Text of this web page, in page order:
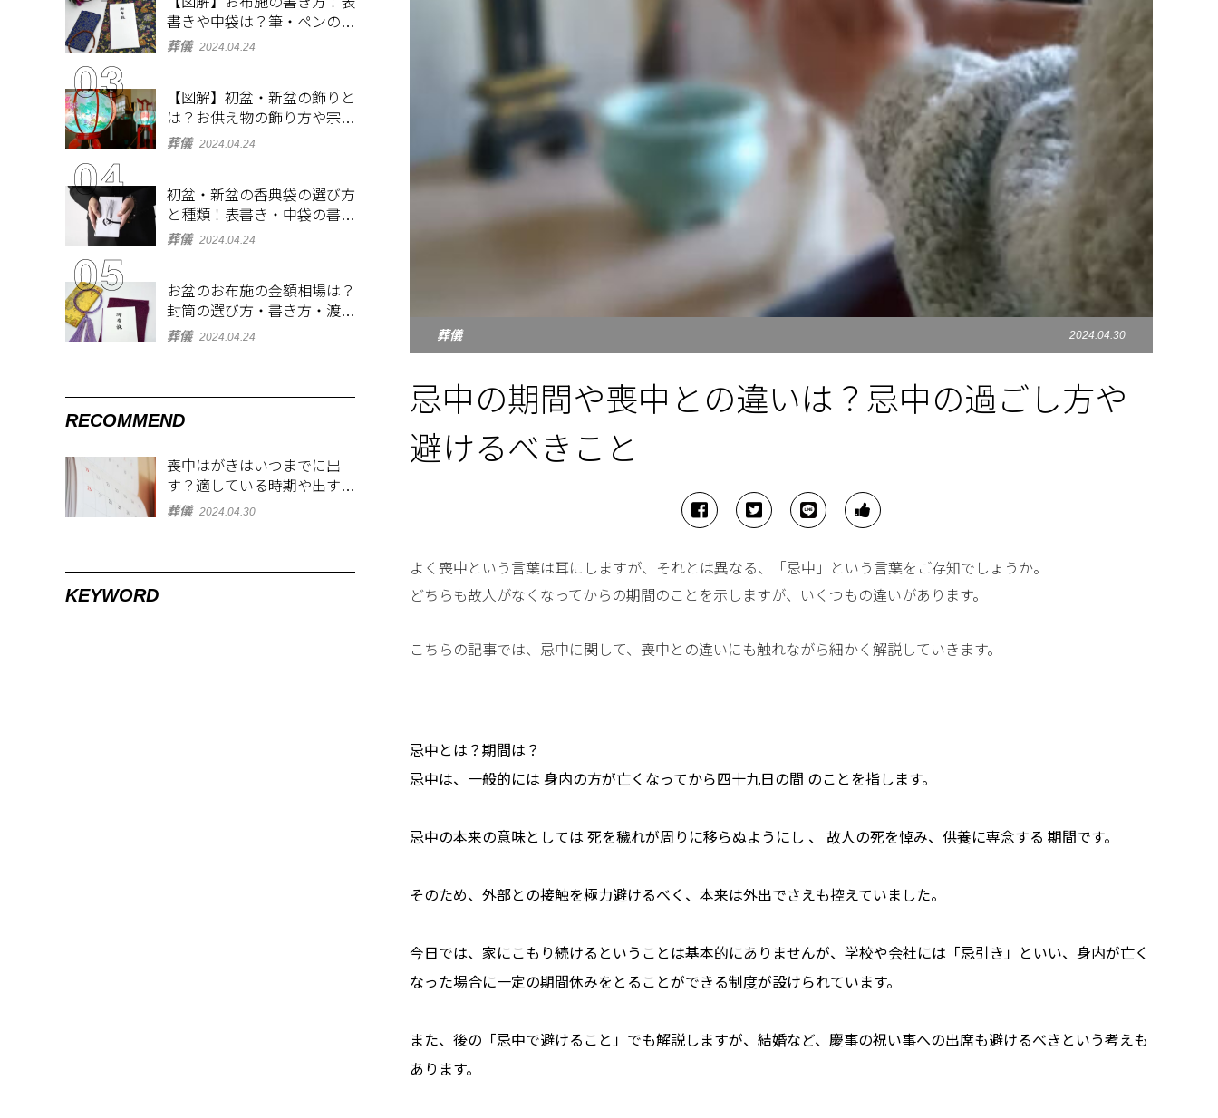
葬儀 2024.04.30
忌中の期間や喪中との違いは？忌中の過ごし方や
避けるべきこと
よく喪中という言葉は耳にしますが、それとは異なる、「忌中」という言葉をご存知でしょうか。
どちらも故人がなくなってからの期間のことを示しますが、いくつもの違いがあります。
こちらの記事では、忌中に関して、喪中との違いにも触れながら細かく解説していきます。
忌中とは？期間は？
忌中は、一般的には 身内の方が亡くなってから四十九日の間 のことを指します。
忌中の本来の意味としては 死を穢れが周りに移らぬようにし 、 故人の死を悼み、供養に専念する 期間です。
そのため、外部との接触を極力避けるべく、本来は外出でさえも控えていました。
今日では、家にこもり続けるということは基本的にありませんが、学校や会社には「忌引き」といい、身内が亡く
なった場合に一定の期間休みをとることができる制度が設けられています。
また、後の「忌中で避けること」でも解説しますが、結婚など、慶事の祝い事への出席も避けるべきという考えも
あります。
書きや中袋は？筆・ペンのマ
ナーとよくあるQ&A集
葬儀 2024.04.24
【図解】初盆・新盆の飾りと
は？お供え物の飾り方や宗派
ごとの違いを解説！
葬儀 2024.04.24
初盆・新盆の香典袋の選び方
と種類！表書き・中袋の書き
方、お札の入れ方も
葬儀 2024.04.24
お盆のお布施の金額相場は？
封筒の選び方・書き方・渡し
方も解説
葬儀 2024.04.24
RECOMMEND
喪中はがきはいつまでに出
す？適している時期や出す範
囲を解説！
葬儀 2024.04.30
KEYWORD